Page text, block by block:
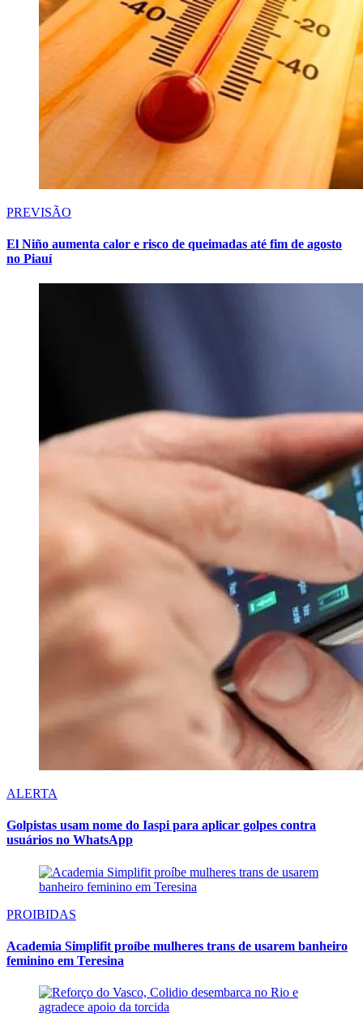
PREVISÃO
El Niño aumenta calor e risco de queimadas até fim de agosto
no Piauí
ALERTA
Golpistas usam nome do Iaspi para aplicar golpes contra
usuários no WhatsApp
PROIBIDAS
Academia Simplifit proíbe mulheres trans de usarem banheiro
feminino em Teresina